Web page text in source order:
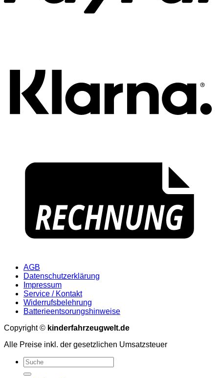
AGB
Datenschutzerklärung
Impressum
Service / Kontakt
Widerrufsbelehrung
Batterieentsorungshinweise
Copyright © kinderfahrzeugwelt.de
Alle Preise inkl. der gesetzlichen Umsatzsteuer
Suchen
nach: